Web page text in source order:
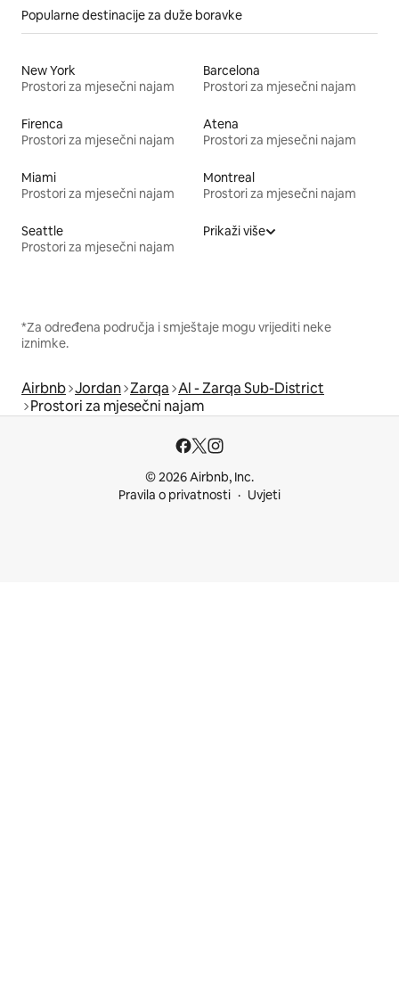
Popularne destinacije za duže boravke
New York
Prostori za mjesečni najam
Barcelona
Prostori za mjesečni najam
Firenca
Prostori za mjesečni najam
Atena
Prostori za mjesečni najam
Miami
Prostori za mjesečni najam
Montreal
Prostori za mjesečni najam
Seattle
Prostori za mjesečni najam
Prikaži više
*Za određena područja i smještaje mogu vrijediti neke
iznimke.
Airbnb Jordan Zarqa Al - Zarqa Sub-District
Prostori za mjesečni najam
© 2026 Airbnb, Inc.
Pravila o privatnosti
Uvjeti